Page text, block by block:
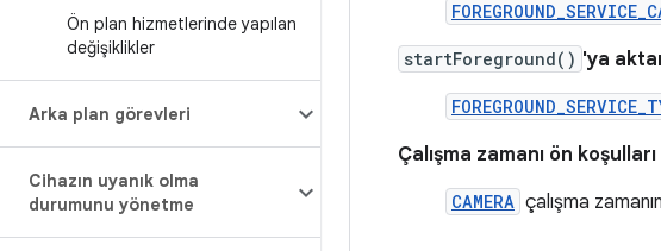
Ön plan hizmetlerinde yapılan
değişiklikler
Arka plan görevleri
Cihazın uyanık olma
durumunu yönetme
startForeground() 'ya
Çalışma zamanı ön koşulları
CAMERA çalışma